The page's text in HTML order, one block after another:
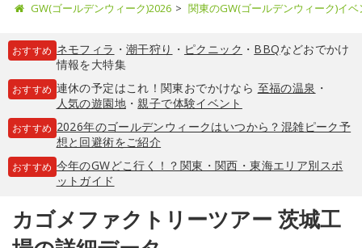
GW(ゴールデンウィーク)2026 関東のGW(ゴールデンウィーク)イ
おすすめ ネモフィラ ・ 潮干狩り ・ ピクニック ・ BBQなどおでかけ
情報を大特集
おすすめ 連休の予定はこれ！関東おでかけなら 至福の温泉 ・
人気の遊園地・親子で体験イベント
おすすめ 2026年のゴールデンウィークはいつから？混雑ピーク予
想と回避術をご紹介
おすすめ 今年のGWどこ行く！？関東・関西・東海エリア別スポ
ットガイド
カゴメファクトリーツアー 茨城工